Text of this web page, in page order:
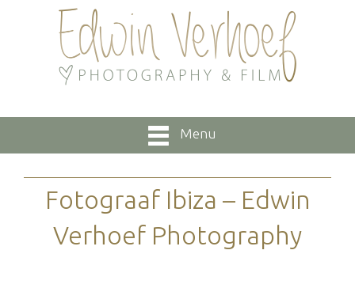
Menu
Fotograaf Ibiza – Edwin
Verhoef Photography